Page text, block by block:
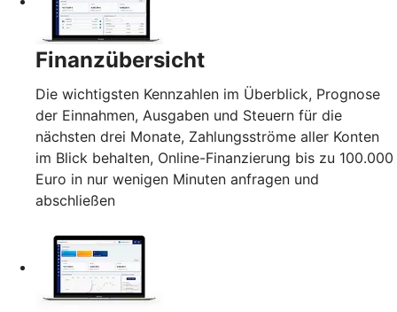
Finanzübersicht
Die wichtigsten Kennzahlen im Überblick, Prognose
der Einnahmen, Ausgaben und Steuern für die
nächsten drei Monate, Zahlungsströme aller Konten
im Blick behalten, Online-Finanzierung bis zu 100.000
Euro in nur wenigen Minuten anfragen und
abschließen